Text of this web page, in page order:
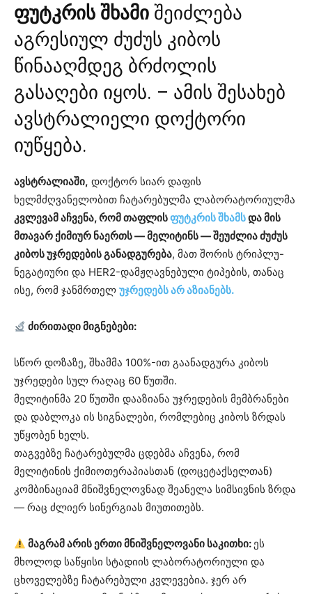
ფუტკრის შხამი შეიძლება
აგრესიულ ძუძუს კიბოს
წინააღმდეგ ბრძოლის
გასაღები იყოს. – ამის შესახებ
ავსტრალიელი დოქტორი
იუწყება.
ავსტრალიაში, დოქტორ სიარ დაფის
ხელმძღვანელობით ჩატარებულმა ლაბორატორიულმა
კვლევამ აჩვენა, რომ თაფლისფუტკრის შხამსდა მის
მთავარ ქიმიურ ნაერთს — მელიტინს — შეუძლია ძუძუს
კიბოს უჯრედების განადგურება, მათ შორის ტრიპლუ-
ნეგატიური და HER2-დამჟღავნებული ტიპების, თანაც
ისე, რომ ჯანმრთელ უჯრედებს არ აზიანებს.
ძირითადი მიგნებები:
სწორ დოზაზე, შხამმა 100%-ით გაანადგურა კიბოს
უჯრედები სულ რაღაც 60 წუთში.
მელიტინმა 20 წუთში დააზიანა უჯრედების მემბრანები
და დაბლოკა ის სიგნალები, რომლებიც კიბოს ზრდას
უწყობენ ხელს.
თაგვებზე ჩატარებულმა ცდებმა აჩვენა, რომ
მელიტინის ქიმიოთერაპიასთან (დოცეტაქსელთან)
კომბინაციამ მნიშვნელოვნად შეანელა სიმსივნის ზრდა
— რაც ძლიერ სინერგიას მიუთითებს.
მაგრამ არის ერთი მნიშვნელოვანი საკითხი:ეს
მხოლოდ საწყისი სტადიის ლაბორატორიული და
ცხოველებზე ჩატარებული კვლევებია. ჯერ არ